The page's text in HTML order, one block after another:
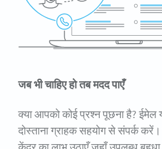
जब भी चाहिए हो तब मदद पाएँ
क्या आपको कोई प्रश्न पूछना है? ईमेल
दोस्ताना ग्राहक सहयोग से संपर्क